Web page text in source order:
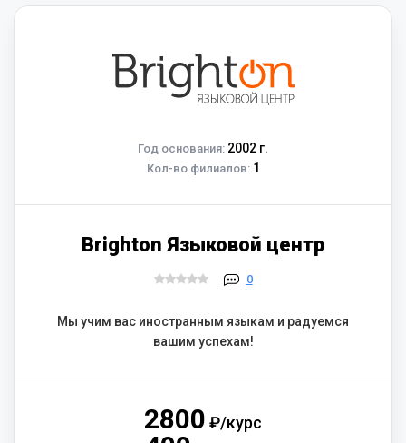
Год основания: 2002 г.
Кол-во филиалов:1
Brighton Языковой центр
0
Мы учим вас иностранным языкам и радуемся
вашим успехам!
2800 ₽/курс